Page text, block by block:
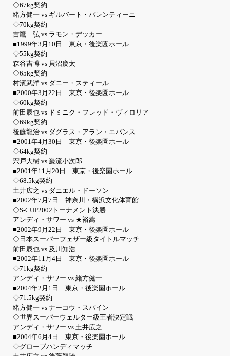
◇67kg契約
緒方健一 vs ギルバート・バレンティーニ
◇70kg契約
吉鷹 弘 vs ラモン・デッカー
■1999年3月10日 東京・後楽園ホール
◇55kg契約
森谷吉博 vs 貝沼慶太
◇65kg契約
村濱武洋 vs ダニー・スティール
■2000年3月22日 東京・後楽園ホール
◇60kg契約
前田辰也 vs ドミニク・フレッド・ヴィロリア
◇69kg契約
後藤龍治 vs ダグラス・アラン・エバンス
■2001年4月30日 東京・後楽園ホール
◇64kg契約
宍戸大樹 vs 巌流小次郎
■2001年11月20日 東京・後楽園ホール
◇68.5kg契約
土井広之 vs ダニエル・ドーソン
■2002年7月7日 神奈川・横浜文化体育館
◇S-CUP2002トーナメント決勝
アンディ・サワー vs ★裕蒿
■2002年9月22日 東京・後楽園ホール
◇日本スーパーフェザー級タイトルマッチ
前田辰也 vs 及川知浩
■2002年11月4日 東京・後楽園ホール
◇71kg契約
アンディ・サワー vs 緒方健一
■2004年2月1日 東京・後楽園ホール
◇71.5kg契約
緒方健一 vs ナーコウ・スパイン
◇世界スーパーウェルター級王者決定戦
アンディ・サワー vs 土井広之
■2004年6月4日 東京・後楽園ホール
◇グローブハンディマッチ